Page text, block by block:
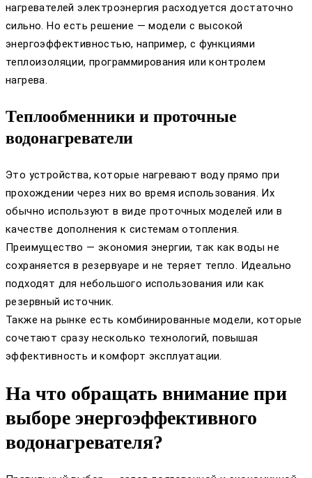
нагревателей электроэнергия расходуется достаточно
сильно. Но есть решение — модели с высокой
энергоэффективностью, например, с функциями
теплоизоляции, программирования или контролем
нагрева.
Теплообменники и проточные
водонагреватели
Это устройства, которые нагревают воду прямо при
прохождении через них во время использования. Их
обычно используют в виде проточных моделей или в
качестве дополнения к системам отопления.
Преимущество — экономия энергии, так как воды не
сохраняется в резервуаре и не теряет тепло. Идеально
подходят для небольшого использования или как
резервный источник.
Также на рынке есть комбинированные модели, которые
сочетают сразу несколько технологий, повышая
эффективность и комфорт эксплуатации.
На что обращать внимание при
выборе энергоэффективного
водонагревателя?